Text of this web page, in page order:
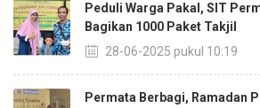
Peduli Warga Pakal, SIT
Bagikan 1000 Paket Takjil
28-06-2025 pukul 10:19
Permata Berbagi, Ramadan